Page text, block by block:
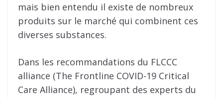
mais bien entendu il existe de nombreux
produits sur le marché qui combinent ces
diverses substances.
Dans les recommandations du FLCCC
alliance (The Frontline COVID-19 Critical
Care Alliance), regroupant des experts du